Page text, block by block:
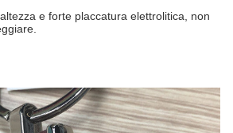
e forte placcatura elettrolitica, non